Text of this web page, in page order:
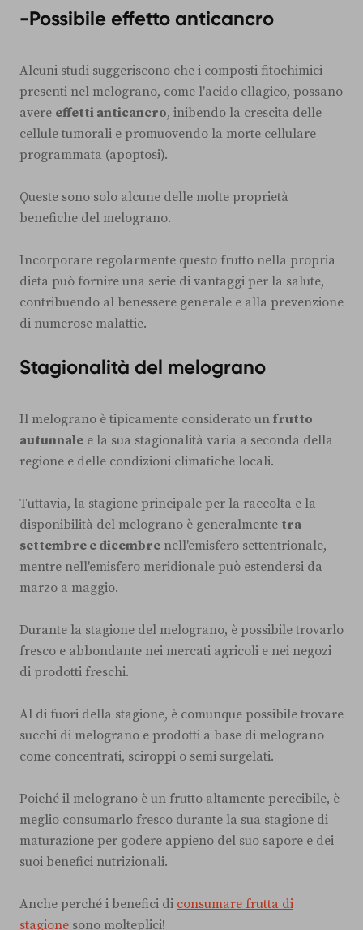
-Possibile effetto anticancro
Alcuni studi suggeriscono che i composti fitochimici
presenti nel melograno, come l'acido ellagico, possano
avere effetti anticancro, inibendo la crescita delle
cellule tumorali e promuovendo la morte cellulare
programmata (apoptosi).
Queste sono solo alcune delle molte proprietà
benefiche del melograno.
Incorporare regolarmente questo frutto nella propria
dieta può fornire una serie di vantaggi per la salute,
contribuendo al benessere generale e alla prevenzione
di numerose malattie.
Stagionalità del melograno
Il melograno è tipicamente considerato un frutto
autunnale e la sua stagionalità varia a seconda della
regione e delle condizioni climatiche locali.
Tuttavia, la stagione principale per la raccolta e la
disponibilità del melograno è generalmente tra
settembre e dicembre nell'emisfero settentrionale,
mentre nell'emisfero meridionale può estendersi da
marzo a maggio.
Durante la stagione del melograno, è possibile trovarlo
fresco e abbondante nei mercati agricoli e nei negozi
di prodotti freschi.
Al di fuori della stagione, è comunque possibile trovare
succhi di melograno e prodotti a base di melograno
come concentrati, sciroppi o semi surgelati.
Poiché il melograno è un frutto altamente perecibile, è
meglio consumarlo fresco durante la sua stagione di
maturazione per godere appieno del suo sapore e dei
suoi benefici nutrizionali.
Anche perché i benefici di consumare frutta di
stagione sono molteplici!